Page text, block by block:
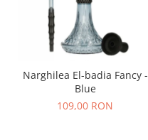
Narghilea El-badia Fancy -
Blue
109,00 RON